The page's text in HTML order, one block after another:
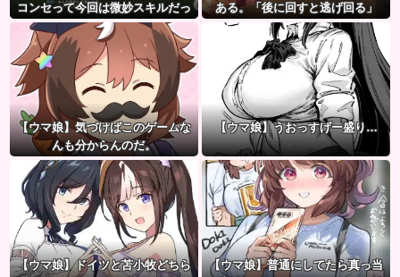
コンセって今回は微妙スキルだっ
たりするか？
ある。「後に回すと逃げ回る」
【ウマ娘】気づけばこのゲームな
んも分からんのだ。
【ウマ娘】うおっすげー盛り…
【ウマ娘】ドイツと苫小牧どちら
【ウマ娘】普通にしてたら真っ当